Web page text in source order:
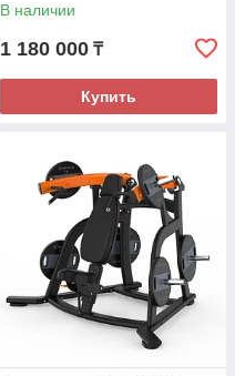
В наличии
1 180 000 ₸
Купить